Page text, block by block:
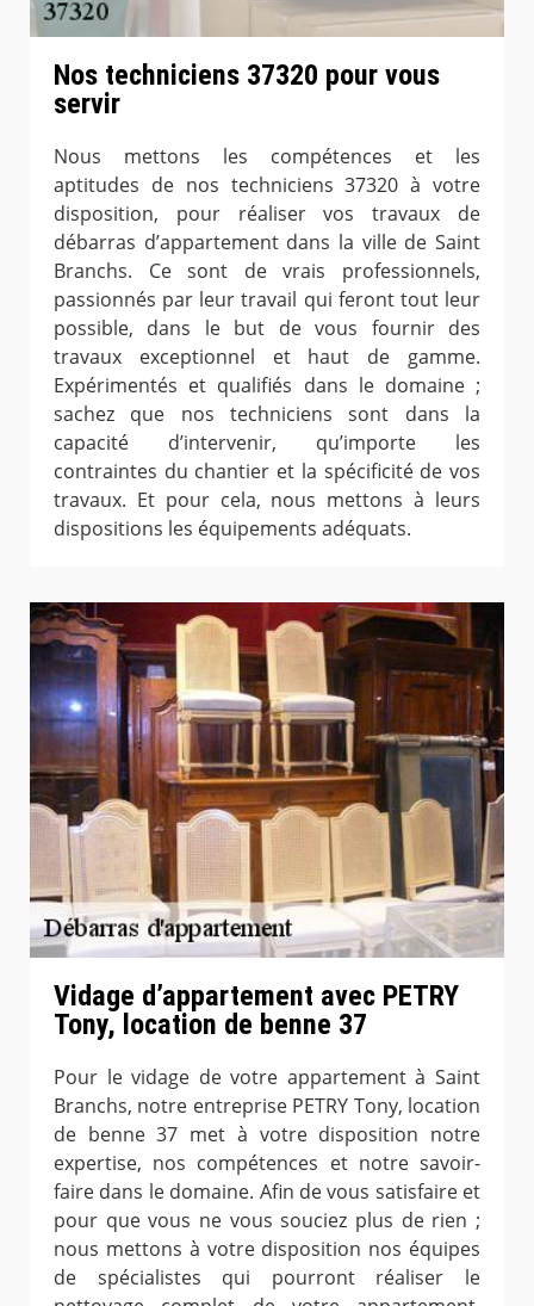
Nos techniciens 37320 pour vous
servir
Nous mettons les compétences et les
aptitudes de nos techniciens 37320 à votre
disposition, pour réaliser vos travaux de
débarras d’appartement dans la ville de Saint
Branchs. Ce sont de vrais professionnels,
passionnés par leur travail qui feront tout leur
possible, dans le but de vous fournir des
travaux exceptionnel et haut de gamme.
Expérimentés et qualifiés dans le domaine ;
sachez que nos techniciens sont dans la
capacité d’intervenir, qu’importe les
contraintes du chantier et la spécificité de vos
travaux. Et pour cela, nous mettons à leurs
dispositions les équipements adéquats.
Vidage d’appartement avec PETRY
Tony, location de benne 37
Pour le vidage de votre appartement à Saint
Branchs, notre entreprise PETRY Tony, location
de benne 37 met à votre disposition notre
expertise, nos compétences et notre savoir-
faire dans le domaine. Afin de vous satisfaire et
pour que vous ne vous souciez plus de rien ;
nous mettons à votre disposition nos équipes
de spécialistes qui pourront réaliser le